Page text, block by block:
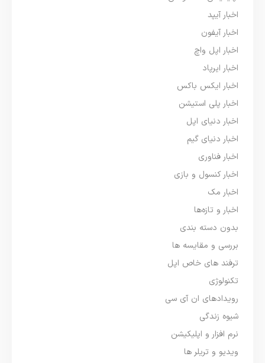
اخبار آیپد
اخبار آیفون
اخبار اپل واچ
اخبار ایرپاد
اخبار ایکس باکس
اخبار پلی استیشن
اخبار دنیای اپل
اخبار دنیای گیم
اخبار فناوری
اخبار کنسول و بازی
اخبار مک
اخبار و تازه‌ها
بدون دسته بندی
بررسی و مقایسه ها
ترفند های خاص اپل
تکنولوژی
رویدادهای ان آی سی
شیوه زندگی
نرم افزار و اپلیکیشن
ویدیو و تریلر ها